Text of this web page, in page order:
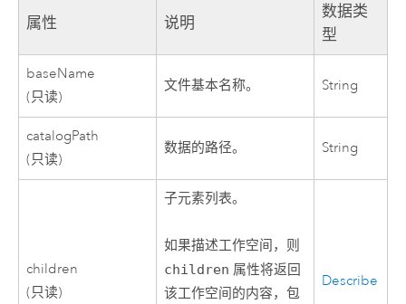
属性 说明
数据类
型
baseName
(只读)
文件基本名称。 String
catalogPath
(只读)
数据的路径。 String
children
(只读)
子元素列表。
如果描述工作空间，则
children 属性将返回
该工作空间的内容，包
Describe